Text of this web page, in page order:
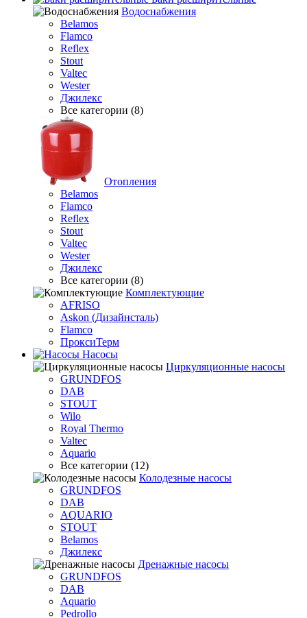
Водоснабжения
Belamos
Flamco
Reflex
Stout
Valtec
Wester
Джилекс
Все категории (8)
Отопления
Belamos
Flamco
Reflex
Stout
Valtec
Wester
Джилекс
Все категории (8)
Комплектующие
AFRISO
Askon (Дизайнсталь)
Flamco
ПроксиТерм
Насосы
Циркуляционные насосы
GRUNDFOS
DAB
STOUT
Wilo
Royal Thermo
Valtec
Aquario
Все категории (12)
Колодезные насосы
GRUNDFOS
DAB
AQUARIO
STOUT
Belamos
Джилекс
Дренажные насосы
GRUNDFOS
DAB
Aquario
Pedrollo